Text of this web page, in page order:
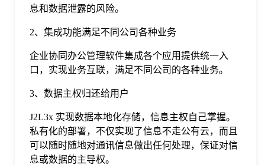
息和数据泄露的风险。
2、集成功能满足不同公司各种业务
企业协同办公管理软件集成各个应用提供统一入
口，实现业务互联，满足不同公司的各种业务。
3、数据主权归还给用户
J2L3x 实现数据本地化存储，信息主权自己掌握。
私有化的部署，不仅实现了信息不走公有云，而且
可以随时随地对通讯信息做出任何处理，保证对信
息或数据的主导权。